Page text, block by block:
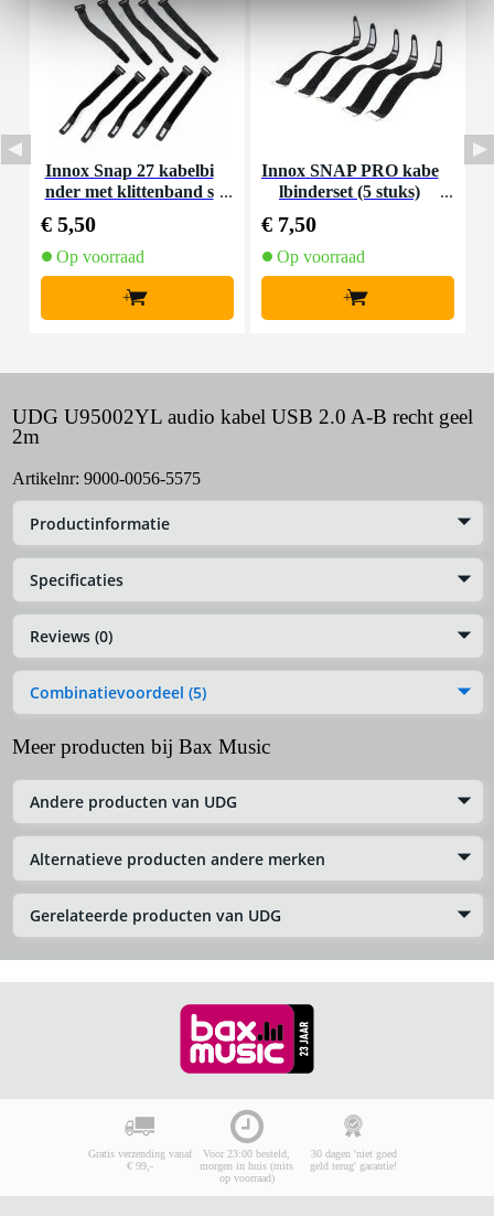
Innox Snap 27 kabelbi
nder met klittenband s
€ 5,50
Op voorraad
+
Innox SNAP PRO kabe
lbinderset (5 stuks)
€ 7,50
Op voorraad
+
UDG U95002YL audio kabel USB 2.0 A-B recht geel
2m
Artikelnr: 9000-0056-5575
Productinformatie
Specificaties
Reviews (0)
Combinatievoordeel (5)
Meer producten bij Bax Music
Andere producten van UDG
Alternatieve producten andere merken
Gerelateerde producten van UDG
Gratis verzending vanaf
€ 99,-
Voor 23:00 besteld,
morgen in huis (mits
op voorraad)
30 dagen 'niet goed
geld terug' garantie!